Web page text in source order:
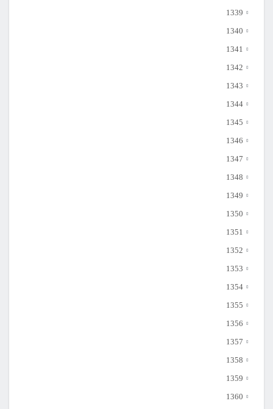
1339
1340
1341
1342
1343
1344
1345
1346
1347
1348
1349
1350
1351
1352
1353
1354
1355
1356
1357
1358
1359
1360